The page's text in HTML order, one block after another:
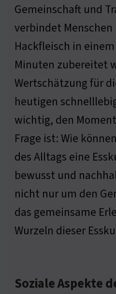
Gemeinschaft und
verbindet
Hackfleisch in
Minuten zubereitet
Wertschätzung für
heutigen
wichtig, den
Frage ist: Wie
des Alltags eine
bewusst und
nicht nur um den
das gemeinsame
Wurzeln dieser
Soziale Aspekte